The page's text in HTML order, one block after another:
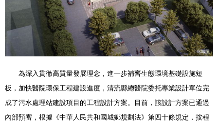
為深入貫徹高質量發展理念，進一步補齊生態環境基礎設施短
板，加快醫院環保工程建設進度，清流縣總醫院委托專業設計單位完
成了污水處理站建設項目的工程設計方案。目前，該設計方案已通過
內部預審，根據《中華人民共和國城鄉規劃法》第四十條規定，按程